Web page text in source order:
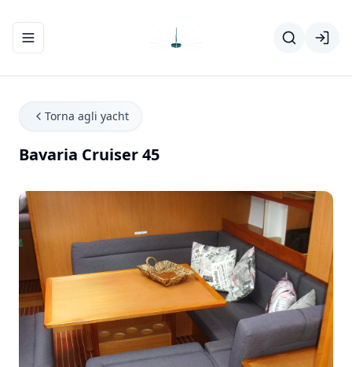
Apri/chiudi menu di navigazione
Torna agli yacht
Bavaria Cruiser 45